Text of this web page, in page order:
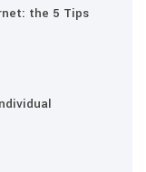
the 5 Tips